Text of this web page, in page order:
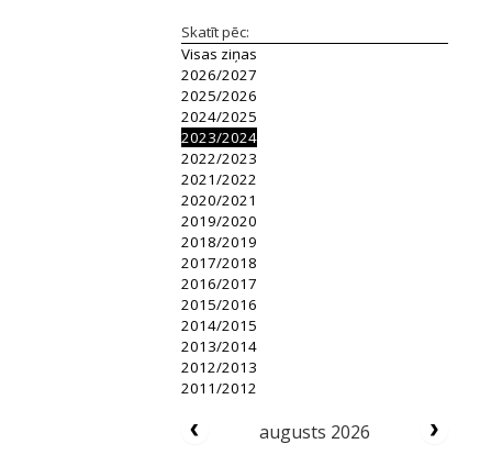
Skatīt pēc:
Visas ziņas
2026/2027
2025/2026
2024/2025
2023/2024
2022/2023
2021/2022
2020/2021
2019/2020
2018/2019
2017/2018
2016/2017
2015/2016
2014/2015
2013/2014
2012/2013
2011/2012
augusts 2026